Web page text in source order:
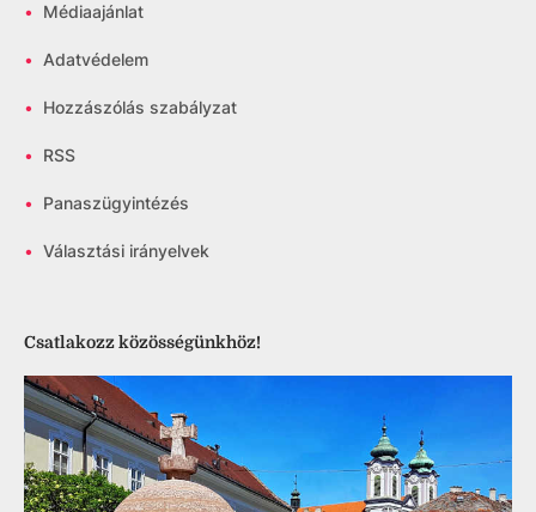
• Médiaajánlat
• Adatvédelem
• Hozzászólás szabályzat
• RSS
• Panaszügyintézés
• Választási irányelvek
Csatlakozz közösségünkhöz!